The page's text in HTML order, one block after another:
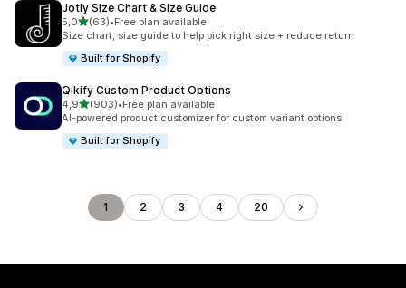
Jotly Size Chart & Size Guide
5,05 yıldız üzerinden
(63)
toplam 63 değerlendirme
•Free plan available
Size chart, size guide to help pick right size + reduce return
Built for Shopify
Qikify Custom Product Options
4,95 yıldız üzerinden
(903)
toplam 903 değerlendirme
•Free plan available
AI-powered product customizer for custom variant options
Built for Shopify
1 2 3 4 20